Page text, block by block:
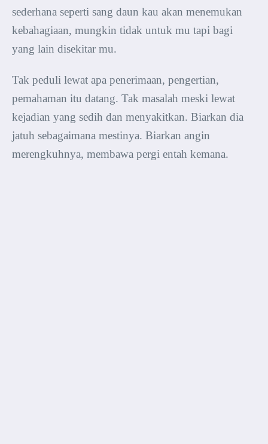
sederhana seperti sang daun kau akan menemukan
kebahagiaan, mungkin tidak untuk mu tapi bagi
yang lain disekitar mu.
Tak peduli lewat apa penerimaan, pengertian,
pemahaman itu datang. Tak masalah meski lewat
kejadian yang sedih dan menyakitkan. Biarkan dia
jatuh sebagaimana mestinya. Biarkan angin
merengkuhnya, membawa pergi entah kemana.